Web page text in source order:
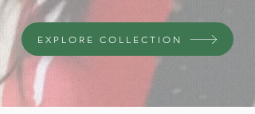
EXPLORE COLLECTION